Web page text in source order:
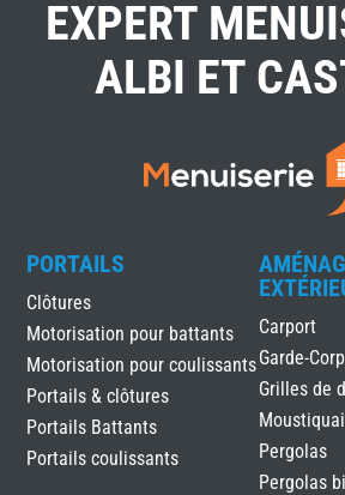
EXPERT
ALBI ET
PORTAILS
Clôtures
Motorisation pour battants
Motorisation pour coulissants
Portails & clôtures
Portails Battants
Portails coulissants
Carport
Garde-
Grilles de
Pergolas
Pergolas